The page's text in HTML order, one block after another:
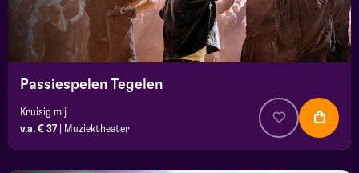
Passiespelen Tegelen
Kruisig mij
v.a. € 37
Muziektheater